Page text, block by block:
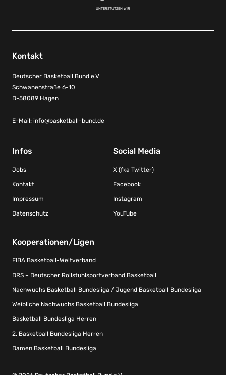
UNTERSTÜTZEN WIR
Kontakt
Deutscher Basketball Bund e.V
Schwanenstraße 6-10
D-58089 Hagen
E-Mail: info@basketball-bund.de
Infos
Jobs
Kontakt
Impressum
Datenschutz
Social Media
X (fka Twitter)
Facebook
Instagram
YouTube
Kooperationen/Ligen
FIBA Basketball-Weltverband
DRS – Deutscher Rollstuhlsportverband Basketball
Nachwuchs Basketball Bundesliga / Jugend Basketball Bundesliga
Weibliche Nachwuchs Basketball Bundesliga
Basketball Bundesliga Herren
2. Basketball Bundesliga Herren
Damen Basketball Bundesliga